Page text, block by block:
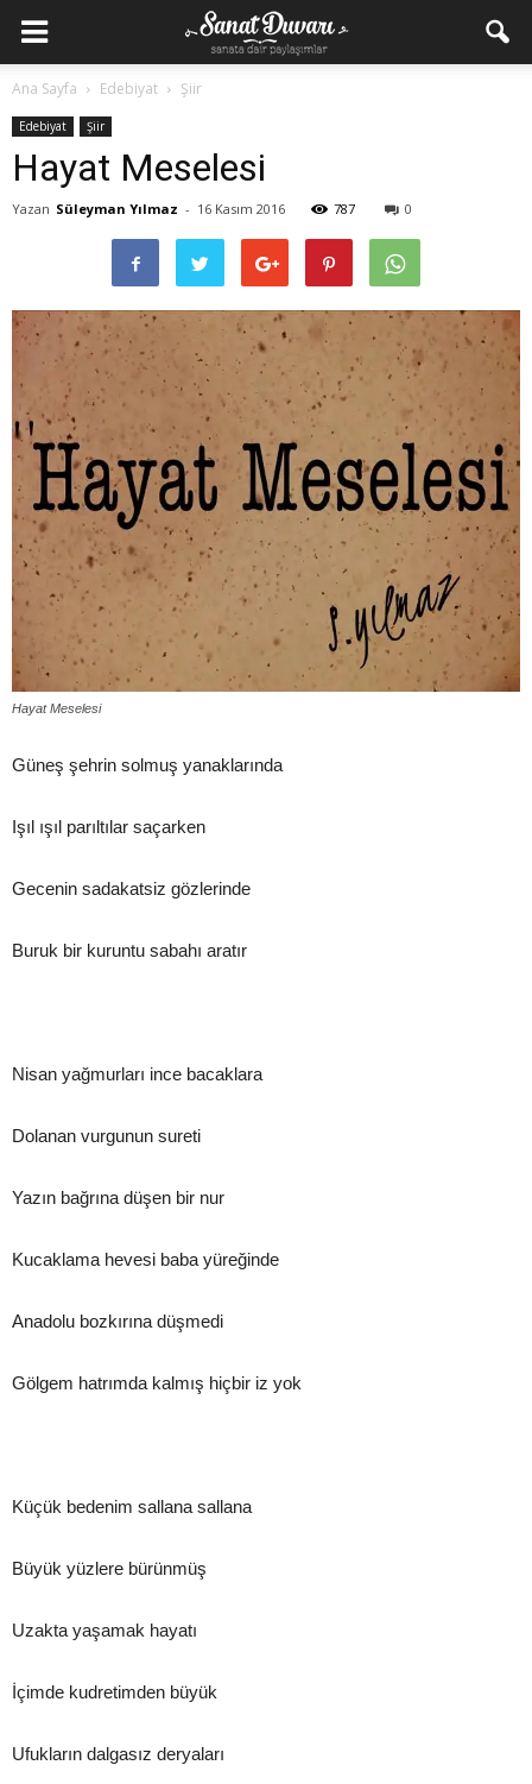
Ana Sayfa Edebiyat Şiir
Edebiyat Şiir
Hayat Meselesi
Yazan Süleyman Yılmaz - 16 Kasım 2016 787 0
Hayat Meselesi
Güneş şehrin solmuş yanaklarında
Işıl ışıl parıltılar saçarken
Gecenin sadakatsiz gözlerinde
Buruk bir kuruntu sabahı aratır
Nisan yağmurları ince bacaklara
Dolanan vurgunun sureti
Yazın bağrına düşen bir nur
Kucaklama hevesi baba yüreğinde
Anadolu bozkırına düşmedi
Gölgem hatrımda kalmış hiçbir iz yok
Küçük bedenim sallana sallana
Büyük yüzlere bürünmüş
Uzakta yaşamak hayatı
İçimde kudretimden büyük
Ufukların dalgasız deryaları